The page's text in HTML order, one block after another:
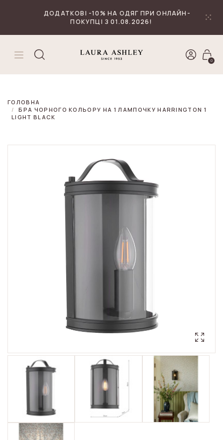
ДОДАТКОВІ -10% НА ОДЯГ ПРИ ОНЛАЙН-
ПОКУПЦІ З 01.08.2026!
0
ГОЛОВНА
БРА ЧОРНОГО КОЛЬОРУ НА 1 ЛАМПОЧКУ HARRINGTON 1
LIGHT BLACK